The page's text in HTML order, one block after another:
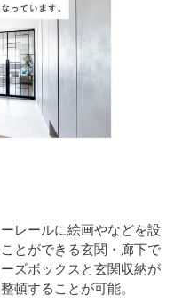
レールに絵画やなどを設
とができる玄関・廊下で
ズボックスと玄関収納が
頓することが可能。